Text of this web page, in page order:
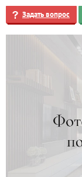
Квартиры
Задать вопрос